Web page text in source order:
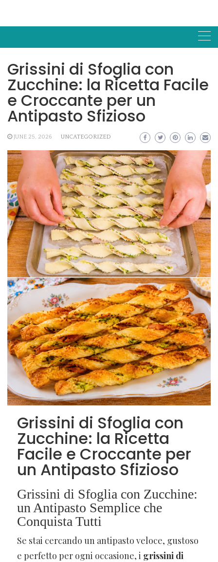
Grissini di Sfoglia con
Zucchine: la Ricetta Facile
e Croccante per un
Antipasto Sfizioso
JUNE 25, 2026 UNCATEGORIZED
Grissini di Sfoglia con
Zucchine: la Ricetta
Facile e Croccante per
un Antipasto Sfizioso
Grissini di Sfoglia con Zucchine:
un Antipasto Semplice che
Conquista Tutti
Se stai cercando un antipasto veloce, gustoso
e perfetto per ogni occasione, i grissini di